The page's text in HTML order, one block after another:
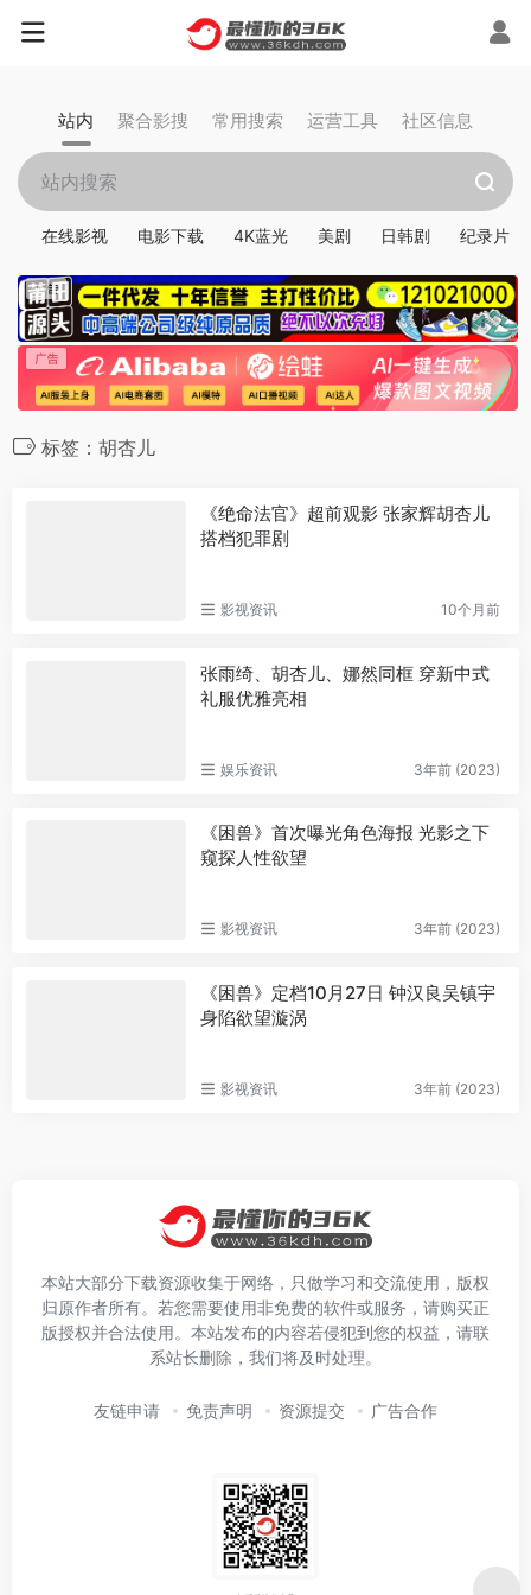
站内 聚合影搜 常用搜索 运营工具 社区信息
在线影视 电影下载 4K蓝光 美剧 日韩剧 纪录片
标签：胡杏儿
《绝命法官》超前观影 张家辉胡杏儿
搭档犯罪剧
影视资讯 10个月前
张雨绮、胡杏儿、娜然同框 穿新中式
礼服优雅亮相
娱乐资讯 3年前 (2023)
《困兽》首次曝光角色海报 光影之下
窥探人性欲望
影视资讯 3年前 (2023)
《困兽》定档10月27日 钟汉良吴镇宇
身陷欲望漩涡
影视资讯 3年前 (2023)
本站大部分下载资源收集于网络，只做学习和交流使用，版权
归原作者所有。若您需要使用非免费的软件或服务，请购买正
版授权并合法使用。本站发布的内容若侵犯到您的权益，请联
系站长删除，我们将及时处理。
友链申请 免责声明 资源提交 广告合作